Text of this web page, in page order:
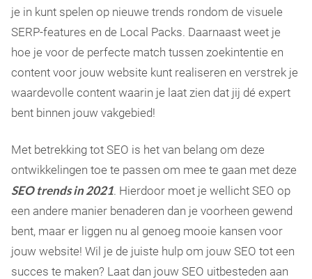
je in kunt spelen op nieuwe trends rondom de visuele
SERP-features en de Local Packs. Daarnaast weet je
hoe je voor de perfecte match tussen zoekintentie en
content voor jouw website kunt realiseren en verstrek je
waardevolle content waarin je laat zien dat jij dé expert
bent binnen jouw vakgebied!
Met betrekking tot SEO is het van belang om deze
ontwikkelingen toe te passen om mee te gaan met deze
SEO trends in 2021. Hierdoor moet je wellicht SEO op
een andere manier benaderen dan je voorheen gewend
bent, maar er liggen nu al genoeg mooie kansen voor
jouw website! Wil je de juiste hulp om jouw SEO tot een
succes te maken? Laat dan jouw SEO uitbesteden aan